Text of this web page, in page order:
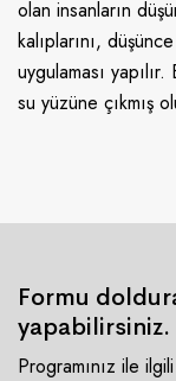
olan insanların
kalıplarını,
uygulaması
su yüzüne çıkmış
Formu
yapabilirsiniz.
Programınız ile